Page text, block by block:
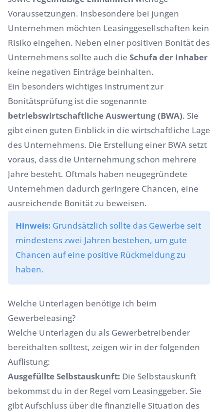
Voraussetzungen. Insbesondere bei jungen
Unternehmen möchten Leasinggesellschaften kein
Risiko eingehen. Neben einer positiven Bonität des
Unternehmens sollte auch die Schufa der Inhaber
keine negativen Einträge beinhalten.
Ein besonders wichtiges Instrument zur
Bonitätsprüfung ist die sogenannte
betriebswirtschaftliche Auswertung (BWA). Sie
gibt einen guten Einblick in die wirtschaftliche Lage
des Unternehmens. Die Erstellung einer BWA setzt
voraus, dass die Unternehmung schon mehrere
Jahre besteht. Oftmals haben neugegründete
Unternehmen dadurch geringere Chancen, eine
ausreichende Bonität zu beweisen.
Hinweis: Grundsätzlich sollte das Gewerbe seit
mindestens zwei Jahren bestehen, um gute
Chancen auf eine positive Rückmeldung zu
haben.
Welche Unterlagen benötige ich beim
Gewerbeleasing?
Welche Unterlagen du als Gewerbetreibender
bereithalten solltest, zeigen wir in der folgenden
Auflistung:
Ausgefüllte Selbstauskunft: Die Selbstauskunft
bekommst du in der Regel vom Leasinggeber. Sie
gibt Aufschluss über die finanzielle Situation des